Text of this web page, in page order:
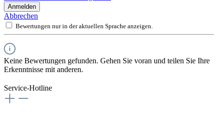
Anmelden
Abbrechen
Bewertungen nur in der aktuellen Sprache anzeigen.
Keine Bewertungen gefunden. Gehen Sie voran und teilen Sie Ihre
Erkenntnisse mit anderen.
Service-Hotline